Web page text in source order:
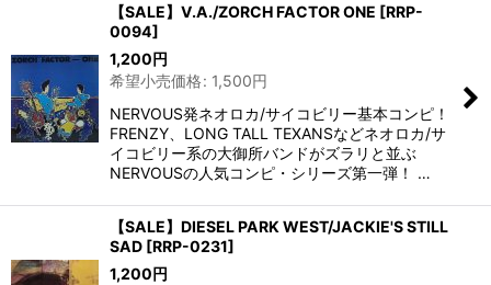
【SALE】V.A./ZORCH FACTOR ONE [RRP-
0094]
1,200円
希望小売価格: 1,500円
NERVOUS発ネオロカ/サイコビリー基本コンピ！
FRENZY、LONG TALL TEXANSなどネオロカ/サ
イコビリー系の大御所バンドがズラリと並ぶ
NERVOUSの人気コンピ・シリーズ第一弾！ …
【SALE】DIESEL PARK WEST/JACKIE'S STILL
SAD [RRP-0231]
1,200円